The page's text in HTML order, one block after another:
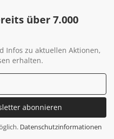
über 7.000
Infos zu aktuellen Aktionen,
erhalten.
abonnieren
Datenschutzinformationen